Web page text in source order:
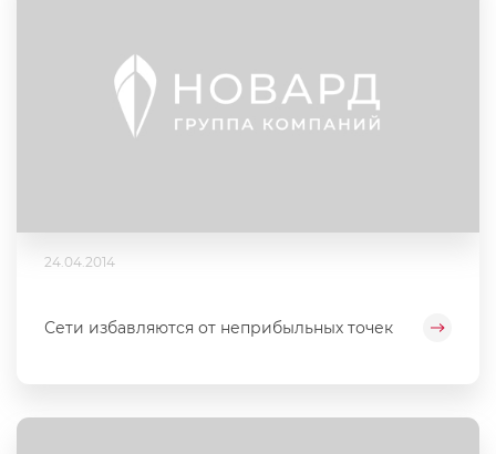
24.04.2014
Сети избавляются от неприбыльных точек